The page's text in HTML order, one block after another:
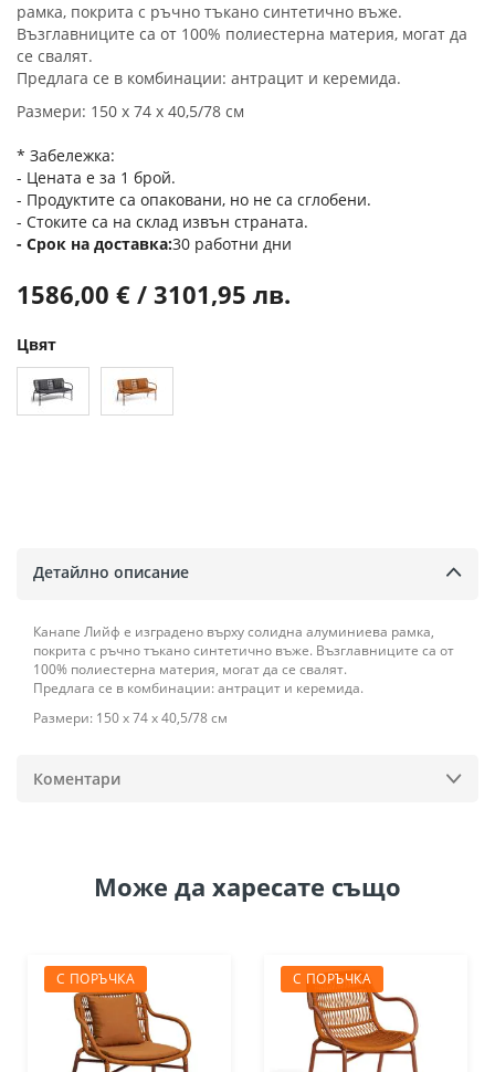
рамка, покрита с ръчно тъкано синтетично въже.
Възглавниците са от 100% полиестерна материя, могат да
се свалят.
Предлага се в комбинации: антрацит и керемида.
Размери: 150 х 74 х 40,5/78 см
* Забележка:
- Цената е за 1 брой.
- Продуктите са опаковани, но не са сглобени.
- Стоките са на склад извън страната.
Срок на доставка 30 работни дни
1586,00 € / 3101,95 лв.
Цвят
снимки
Детайлно описание
Канапе Лийф е изградено върху солидна алуминиева рамка,
покрита с ръчно тъкано синтетично въже. Възглавниците са от
100% полиестерна материя, могат да се свалят.
Предлага се в комбинации: антрацит и керемида.
Размери: 150 х 74 х 40,5/78 см
Коментари
Може да харесате също
С ПОРЪЧКА С ПОРЪЧКА